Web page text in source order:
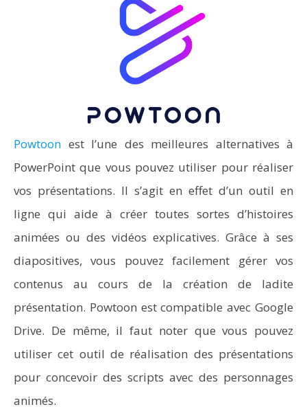
Powtoon est l’une des meilleures alternatives à
PowerPoint que vous pouvez utiliser pour réaliser
vos présentations. Il s’agit en effet d’un outil en
ligne qui aide à créer toutes sortes d’histoires
animées ou des vidéos explicatives. Grâce à ses
diapositives, vous pouvez facilement gérer vos
contenus au cours de la création de ladite
présentation. Powtoon est compatible avec Google
Drive. De même, il faut noter que vous pouvez
utiliser cet outil de réalisation des présentations
pour concevoir des scripts avec des personnages
animés.